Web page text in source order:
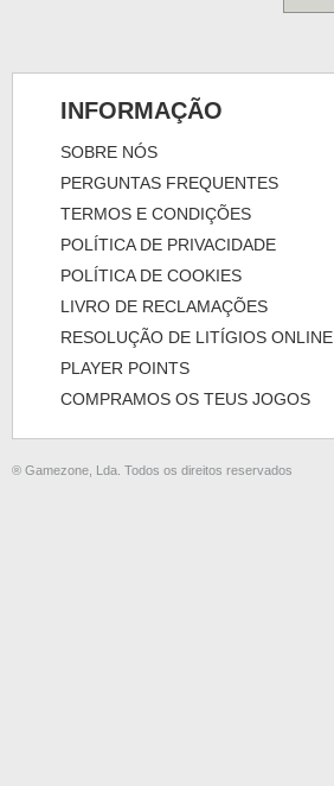
INFORMAÇÃO
SOBRE NÓS
PERGUNTAS FREQUENTES
TERMOS E CONDIÇÕES
POLÍTICA DE PRIVACIDADE
POLÍTICA DE COOKIES
LIVRO DE RECLAMAÇÕES
RESOLUÇÃO DE LITÍGIOS ONLINE
PLAYER POINTS
COMPRAMOS OS TEUS JOGOS
® Gamezone, Lda. Todos os direitos reservados